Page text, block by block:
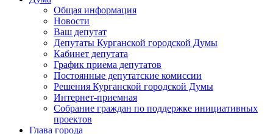
Общая информация
Новости
Ваш депутат
Депутаты Курганской городской Думы
Кабинет депутата
График приема депутатов
Постоянные депутатские комиссии
Решения Курганской городской Думы
Интернет-приемная
Собрание граждан по поддержке инициативных
проектов
Глава города